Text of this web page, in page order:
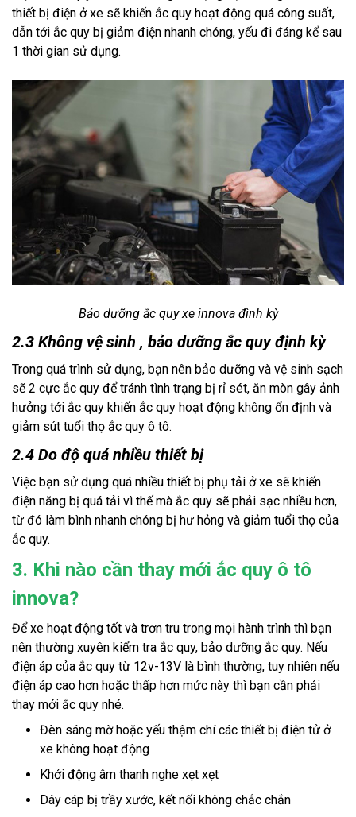
thiết bị điện ở xe sẽ khiến ắc quy hoạt động quá công suất,
dẫn tới ắc quy bị giảm điện nhanh chóng, yếu đi đáng kể sau
1 thời gian sử dụng.
Bảo dưỡng ắc quy xe innova đình kỳ
2.3 Không vệ sinh , bảo dưỡng ắc quy định kỳ
Trong quá trình sử dụng, bạn nên bảo dưỡng và vệ sinh sạch
sẽ 2 cực ắc quy để tránh tình trạng bị rỉ sét, ăn mòn gây ảnh
hưởng tới ắc quy khiến ắc quy hoạt động không ổn định và
giảm sút tuổi thọ ắc quy ô tô.
2.4 Do độ quá nhiều thiết bị
Việc bạn sử dụng quá nhiều thiết bị phụ tải ở xe sẽ khiến
điện năng bị quá tải vì thế mà ắc quy sẽ phải sạc nhiều hơn,
từ đó làm bình nhanh chóng bị hư hỏng và giảm tuổi thọ của
ắc quy.
3. Khi nào cần thay mới ắc quy ô tô
innova?
Để xe hoạt động tốt và trơn tru trong mọi hành trình thì bạn
nên thường xuyên kiểm tra ắc quy, bảo dưỡng ắc quy. Nếu
điện áp của ắc quy từ 12v-13V là bình thường, tuy nhiên nếu
điện áp cao hơn hoặc thấp hơn mức này thì bạn cần phải
thay mới ắc quy nhé.
Đèn sáng mờ hoặc yếu thậm chí các thiết bị điện tử ở
xe không hoạt động
Khởi động âm thanh nghe xẹt xẹt
Dây cáp bị trầy xước, kết nối không chắc chắn